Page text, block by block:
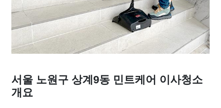
서울 노원구 상계9동 민트케어 이사청소
개요